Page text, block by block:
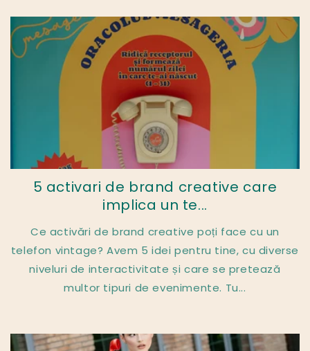
5 activari de brand creative care
implica un te...
Ce activări de brand creative poți face cu un
telefon vintage? Avem 5 idei pentru tine, cu diverse
niveluri de interactivitate și care se pretează
multor tipuri de evenimente. Tu...